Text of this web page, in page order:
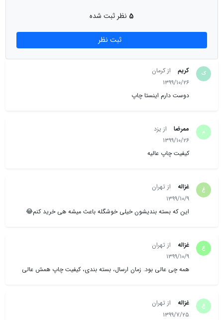
در همین صفحه بر روی دکمه آپلود تصویر کلیکی
کنید، تصاویر خودتون رو آپلود و سفارشتون رو نهایی
5 نظر ثبت شده
ثبت نظر
ک کریم
از کرمان
۱۳۹۹/۱۰/۲۶
دوست دارم اینستا چاپ
م ممرضا
از یزد
۱۳۹۹/۱۰/۲۶
کیفیت چاپ عالیه
غ غزاله
از تهران
۱۳۹۹/۱۰/۹
این که بسته بندیشون خیلی خوشگله باعث میشه هی خرید کنم😂
غ غزاله
از تهران
۱۳۹۹/۱۰/۹
همه چی عالی بود. زمان ارسال، بسته بندی، کیفیت چاپ همش عالی
غ غزاله
از تهران
۱۳۹۹/۷/۲۵